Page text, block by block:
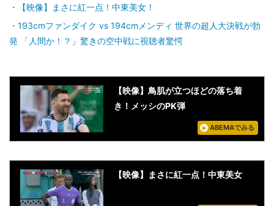
【映像】まさに紅一点！中東美女！
193cmファンダイク vs 194cmメンディ 世界の超人大決戦が勃
発 「人間か！？」驚きの空中戦に視聴者驚愕
【映像】鳥肌が立つほどの落ち着
き！メッシのPK弾
ABEMAでみる
【映像】まさに紅一点！中東美女